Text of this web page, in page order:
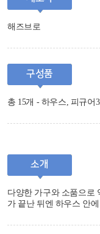
해즈브로
구성품
총 15개 - 하우스, 피규어
소개
다양한 가구와 소품으로
가 끝난 뒤엔 하우스 안